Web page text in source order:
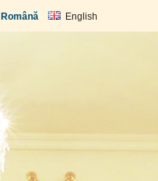
Română English